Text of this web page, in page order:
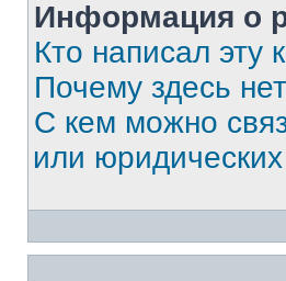
Информация о
Кто написал эту
Почему здесь
С кем можно
или